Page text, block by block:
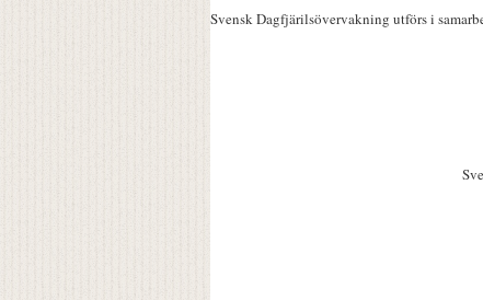
Svensk Dagfjärilsövervakning utförs i